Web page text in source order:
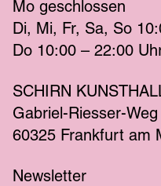
Mo geschlossen
Di
Mi Fr Sa So
Do 10:00 – 22:00
SCHIRN
Gabriel-Riesser-Weg
60325 Frankfurt am
Newsletter